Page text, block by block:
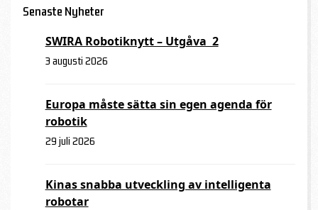
Senaste Nyheter
SWIRA Robotiknytt – Utgåva 2
3 augusti 2026
Europa måste sätta sin egen agenda för
robotik
29 juli 2026
Kinas snabba utveckling av intelligenta
robotar